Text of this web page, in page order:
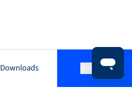
Downloads Kontakt